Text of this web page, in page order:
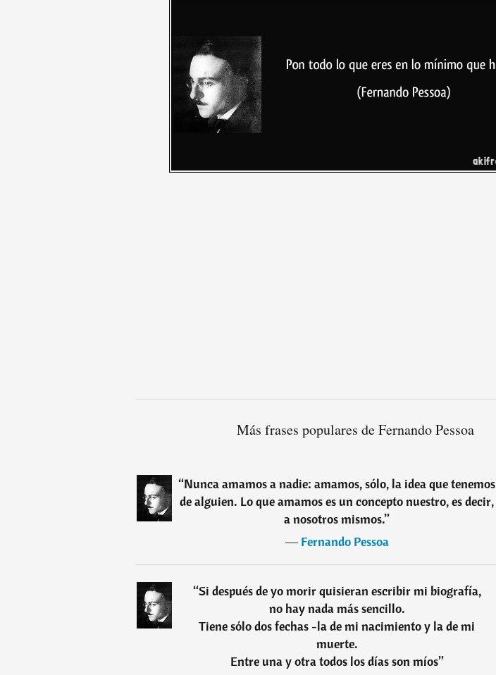
Más frases populares de Fernando Pessoa
“Nunca amamos a nadie: amamos, sólo, la idea que tenemos
de alguien. Lo que amamos es un concepto nuestro, es decir,
a nosotros mismos.”
―Fernando Pessoa
“Si después de yo morir quisieran escribir mi biografía,
no hay nada más sencillo.
Tiene sólo dos fechas -la de mi nacimiento y la de mi
muerte.
Entre una y otra todos los días son míos”